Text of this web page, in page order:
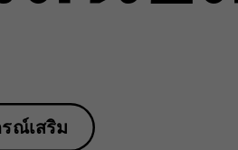
ณ์เสริม